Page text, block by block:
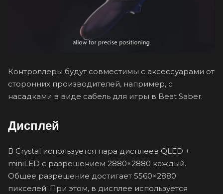
Контроллеры будут совместимы с аксессуарами от
сторонних производителей, например, с
насадками в виде сабель для игры в Beat Saber.
Дисплей
В Crystal используется пара дисплеев QLED +
miniLED с разрешением 2880×2880 каждый.
Общее разрешение достигает 5560×2880
пикселей. При этом, в дисплее используется